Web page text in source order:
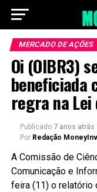
MERCADO DE AÇÕES
Oi (OIBR3)
beneficiada
regra na Lei
Publicado 7 anos atrás
Por Redação
A Comissão de
Comunicação e
feira (11) o relatório